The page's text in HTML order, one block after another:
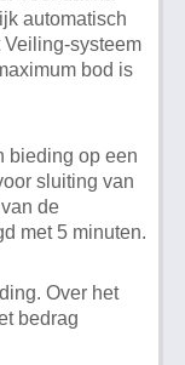
automatisch
systeem
bod is
bieding op een
sluiting van
de
met 5 minuten.
Over het
bedrag